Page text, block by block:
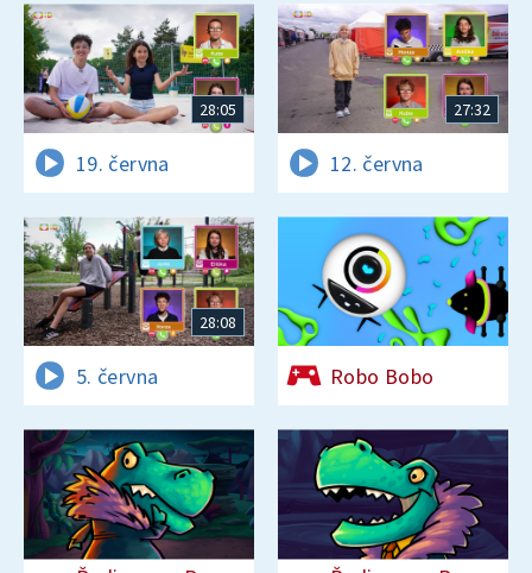
28:05
19. června
27:32
12. června
28:08
5. června Robo Bobo